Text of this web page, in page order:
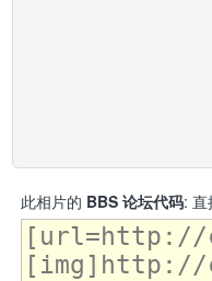
此相片的 BBS 论坛代码: 直